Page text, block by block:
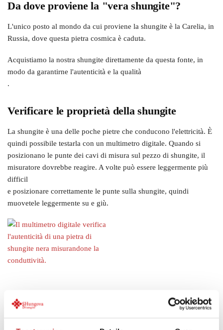
Da dove proviene la "vera shungite"?
L'unico posto al mondo da cui proviene la shungite è la Carelia, in
Russia, dove questa pietra cosmica è caduta.
Acquistiamo la nostra shungite direttamente da questa fonte, in
modo da garantirne l'autenticità e la qualità
.
Verificare le proprietà della shungite
La shungite è una delle poche pietre che conducono l'elettricità. È
quindi possibile testarla con un multimetro digitale. Quando si
posizionano le punte dei cavi di misura sul pezzo di shungite, il
misuratore dovrebbe reagire. A volte può essere leggermente più
difficil
e posizionare correttamente le punte sulla shungite, quindi
muovetele leggermente su e giù.
Se hai un piccolo pezzo di shungite, puoi testarlo anche con il tuo
cellulare. Quando muovi le dita sul touchscreen, lo schermo